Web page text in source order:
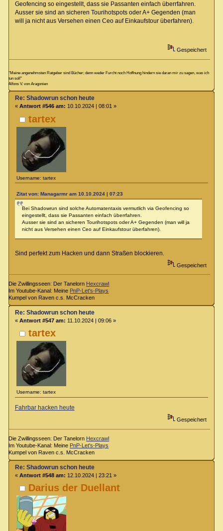
Geofencing so eingestellt, dass sie Passanten einfach überrfahren.
Ausser sie sind an sicheren Tourihotspots oder A+ Gegenden (man
will ja nicht aus Versehen einen Ceo auf Einkaufstour überfahren).
Gespeichert
"Meine angenehmsten Ratgeber sind Bücher; denn weder Furcht noch Hoffnung hindern sie daran mir zu sagen, was ich
tun soll"
Alfons V. von Aragonien
tartex
Username: tartex
Re: Shadowrun schon heute
« Antwort #546 am: 10.10.2024 | 08:01 »
Zitat von: Managarmr am 10.10.2024 | 07:23
Bei Shadowrun sind solche Automatentaxis vermutlich via Geofencing so
eingestellt, dass sie Passanten einfach überrfahren.
Ausser sie sind an sicheren Tourihotspots oder A+ Gegenden (man will ja
nicht aus Versehen einen Ceo auf Einkaufstour überfahren).
Sind perfekt zum Hacken und dann Straßen blockieren.
Gespeichert
Die Zwillingsseen: Der Tanelorn Hexcrawl
Im Youtube-Kanal: Meine PnP-Let's-Plays
Kumpel von Raven c.s. McCracken
tartex
Username: tartex
Re: Shadowrun schon heute
« Antwort #547 am: 11.10.2024 | 09:06 »
Fahrbar hacken heute
Gespeichert
Die Zwillingsseen: Der Tanelorn Hexcrawl
Im Youtube-Kanal: Meine PnP-Let's-Plays
Kumpel von Raven c.s. McCracken
Darius der Duellant
Re: Shadowrun schon heute
« Antwort #548 am: 12.10.2024 | 23:21 »